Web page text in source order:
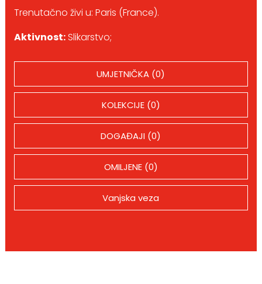
Trenutačno živi u: Paris (France).
Aktivnost:Slikarstvo;
UMJETNIČKA (0)
KOLEKCIJE (0)
DOGAĐAJI (0)
OMILJENE (0)
Vanjska veza